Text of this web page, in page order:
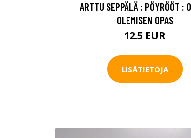
ARTTU SEPPÄLÄ : PÖYRÖÖT :
OLEMISEN OPAS
12.5 EUR
LISÄTIETOJA